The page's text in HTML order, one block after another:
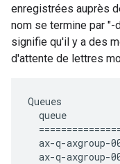
enregistrées auprès
nom se termine par
signifie qu'il y a des
d'attente de lettres
Queues
queue
ax-q-axgroup-
ax-q-axgroup-